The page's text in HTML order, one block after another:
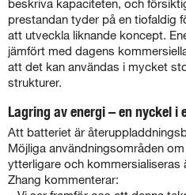
beskriva kapaciteten, och
prestandan tyder på en tiofaldig
att utveckla liknande koncept.
jämfört med dagens
att det kan användas i mycket
strukturer.
Lagring av energi – en nyckel i
Att batteriet är
Möjliga användningsområden
ytterligare och kommersialiseras
Zhang kommenterar: